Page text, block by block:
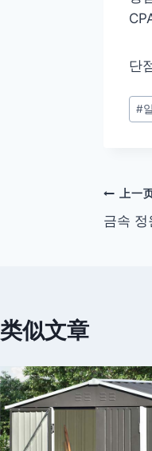
단
#
上一
금속 정
类似文章